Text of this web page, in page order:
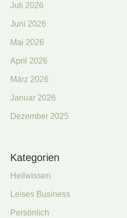
Juli 2026
Juni 2026
Mai 2026
April 2026
März 2026
Januar 2026
Dezember 2025
Kategorien
Heilwissen
Leises Business
Persönlich